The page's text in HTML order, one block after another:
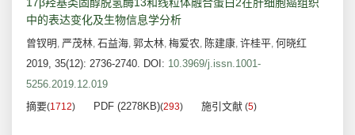
17β羟基类固醇脱氢酶13和线粒体融合蛋白2在肝细胞癌组织
中的表达变化及生物信息学分析
曾钗明 , 严茂林, 石益海, 郭太林, 梅爱农, 陈建康, 许桂平, 何晓红
2019, 35(12): 2736-2740. DOI: 10.3969/j.issn.1001-
5256.2019.12.019
摘要(1712) PDF (2278KB)(293) 施引文献 (5)